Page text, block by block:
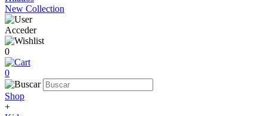
New Collection
Acceder
0
0
Shop
+